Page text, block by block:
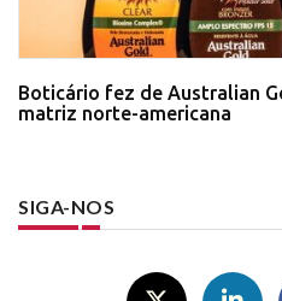
Boticário fez de Australian
matriz norte-americana
SIGA-NOS